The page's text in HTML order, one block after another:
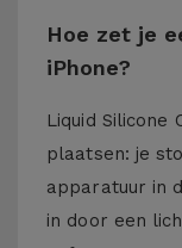
Hoe zet je
iPhone?
Liquid Silicone
plaatsen: je
apparatuur in
in door een